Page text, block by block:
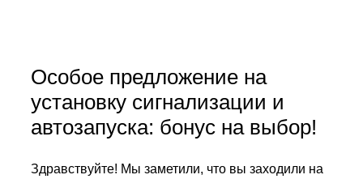
Особое предложение на
установку сигнализации и
автозапуска: бонус на выбор!
Здравствуйте! Мы заметили, что вы заходили на